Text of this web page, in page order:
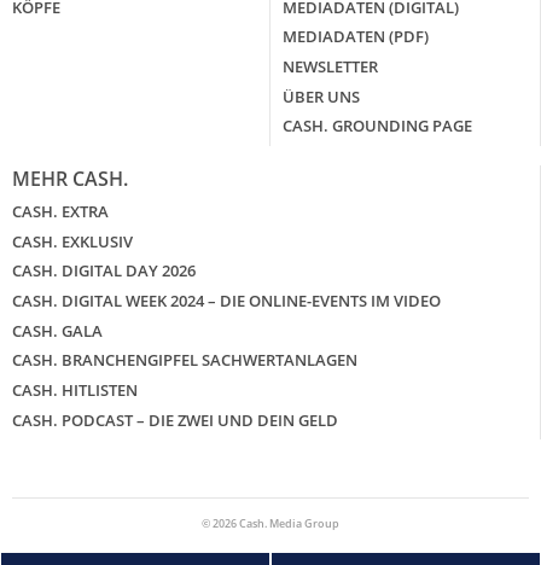
KÖPFE
MEDIADATEN (DIGITAL)
MEDIADATEN (PDF)
NEWSLETTER
ÜBER UNS
CASH. GROUNDING PAGE
MEHR CASH.
CASH. EXTRA
CASH. EXKLUSIV
CASH. DIGITAL DAY 2026
CASH. DIGITAL WEEK 2024 – DIE ONLINE-EVENTS IM VIDEO
CASH. GALA
CASH. BRANCHENGIPFEL SACHWERTANLAGEN
CASH. HITLISTEN
CASH. PODCAST – DIE ZWEI UND DEIN GELD
© 2026 Cash. Media Group